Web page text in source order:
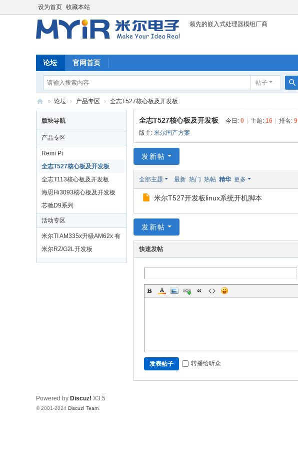
设为首页 收藏本站
领先的嵌入式处理器模组厂商
论坛 官网首页
帖子
索
尔
科
坛
» 论坛 › 产品专区 › 全志T527核心板及开发板
版块导航
产品专区
Remi Pi
全志T527核心板及开发板
全志T113核心板及开发板
海思Hi3093核心板及开发板
芯驰D9系列
活动专区
米尔TI AM335x升级AM62x 有
奖活动
米尔RZ/G2L开发板
全志T527核心板及开发板 今日: 0 主题: 16 排名: 9
版主: 米尔国产方案
发新帖
全部主题 最新 热门 热帖 精华 更多
米尔T527开发板linux系统开机脚本
发新帖
快速发帖
发表帖子 转播给听众
Powered by Discuz! X3.5
© 2001-2024 Discuz! Team